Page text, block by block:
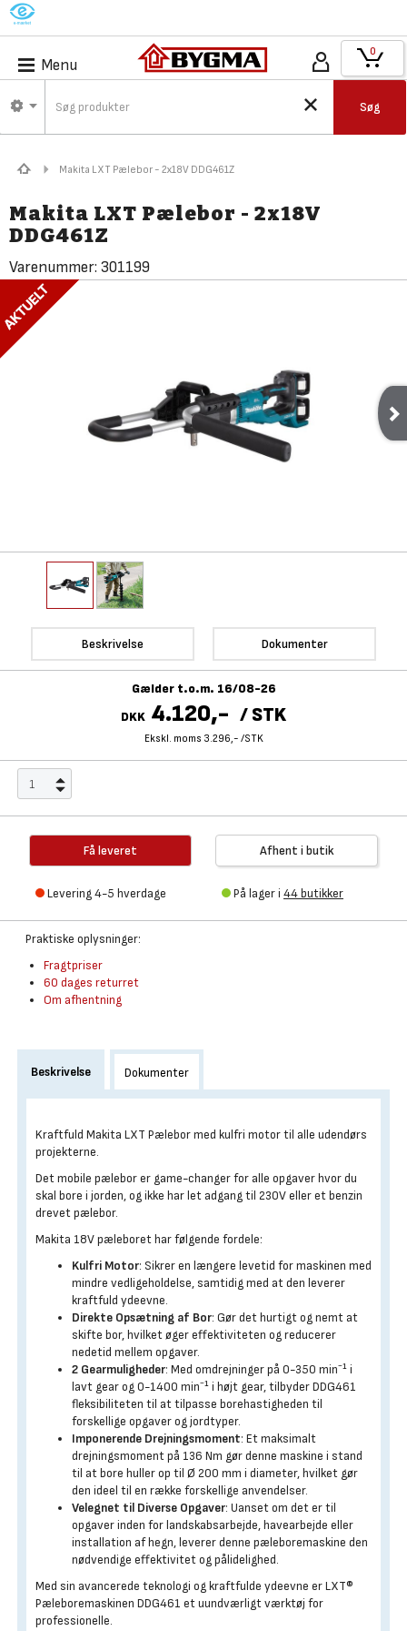
M
Menu
Søg
0
Makita LXT Pælebor - 2x18V DDG461Z
Makita LXT Pælebor - 2x18V
DDG461Z
Varenummer: 301199
Beskrivelse Dokumenter
Gælder t.o.m. 16/08-26
DKK 4.120,- /STK
Ekskl. moms 3.296,- /STK
Få leveret
Levering 4-5 hverdage
Afhent i butik
På lager i 44 butikker
Praktiske oplysninger:
Fragtpriser
60 dages returret
Om afhentning
Beskrivelse Dokumenter
Kraftfuld Makita LXT Pælebor med kulfri motor til alle udendørs
projekterne.
Det mobile pælebor er game-changer for alle opgaver hvor du
skal bore i jorden, og ikke har let adgang til 230V eller et benzin
drevet pælebor.
Makita 18V pæleboret har følgende fordele:
Kulfri Motor: Sikrer en længere levetid for maskinen med
mindre vedligeholdelse, samtidig med at den leverer
kraftfuld ydeevne.
Direkte Opsætning af Bor: Gør det hurtigt og nemt at
skifte bor, hvilket øger effektiviteten og reducerer
nedetid mellem opgaver.
2 Gearmuligheder: Med omdrejninger på 0-350 min⁻¹ i
lavt gear og 0-1400 min⁻¹ i højt gear, tilbyder DDG461
fleksibiliteten til at tilpasse borehastigheden til
forskellige opgaver og jordtyper.
Imponerende Drejningsmoment: Et maksimalt
drejningsmoment på 136 Nm gør denne maskine i stand
til at bore huller op til Ø 200 mm i diameter, hvilket gør
den ideel til en række forskellige anvendelser.
Velegnet til Diverse Opgaver: Uanset om det er til
opgaver inden for landskabsarbejde, havearbejde eller
installation af hegn, leverer denne pæleboremaskine den
nødvendige effektivitet og pålidelighed.
Med sin avancerede teknologi og kraftfulde ydeevne er LXT®
Pæleboremaskinen DDG461 et uundværligt værktøj for
professionelle.